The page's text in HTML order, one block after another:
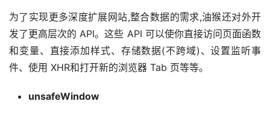
为了实现更多深度扩展网站,整合数据的需求,油猴还对外开
发了更高层次的 API。这些 API 可以使你直接访问页面函数
和变量、直接添加样式、存储数据(不跨域)、设置监听事
件、使用 XHR和打开新的浏览器 Tab 页等等。
unsafeWindow